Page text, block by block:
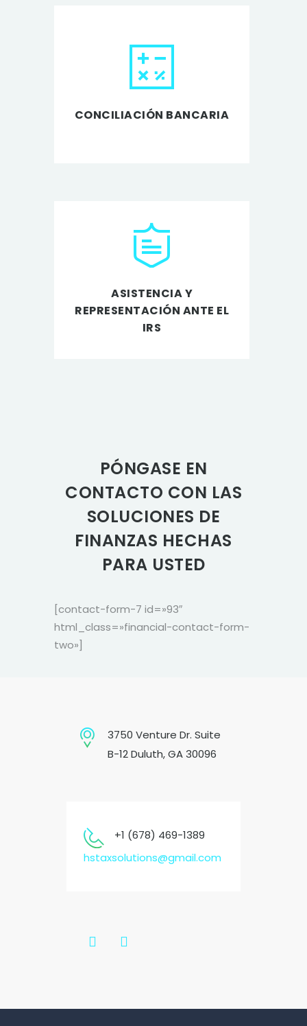
CONCILIACIÓN BANCARIA
ASISTENCIA Y
REPRESENTACIÓN ANTE EL
IRS
PÓNGASE EN
CONTACTO CON LAS
SOLUCIONES DE
FINANZAS HECHAS
PARA USTED
[contact-form-7 id=»93″
html_class=»financial-contact-form-
two»]
3750 Venture Dr. Suite
B-12 Duluth, GA 30096
+1 (678) 469-1389
hstaxsolutions@gmail.com